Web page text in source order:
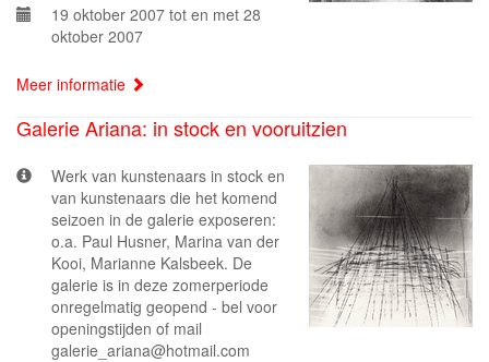
19 oktober 2007 tot en met 28
oktober 2007
Meer informatie
Galerie Ariana: in stock en vooruitzien
Werk van kunstenaars in stock en
van kunstenaars die het komend
seizoen in de galerie exposeren:
o.a. Paul Husner, Marina van der
Kooi, Marianne Kalsbeek. De
galerie is in deze zomerperiode
onregelmatig geopend - bel voor
openingstijden of mail
galerie_ariana@hotmail.com